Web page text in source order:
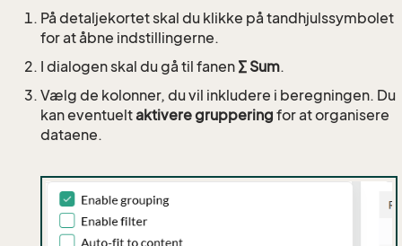
På detaljekortet skal du klikke på tandhjulssymbolet
for at åbne indstillingerne.
I dialogen skal du gå til fanen ∑ Sum.
Vælg de kolonner, du vil inkludere i beregningen. Du
kan eventueltaktivere gruppering for at organisere
dataene.